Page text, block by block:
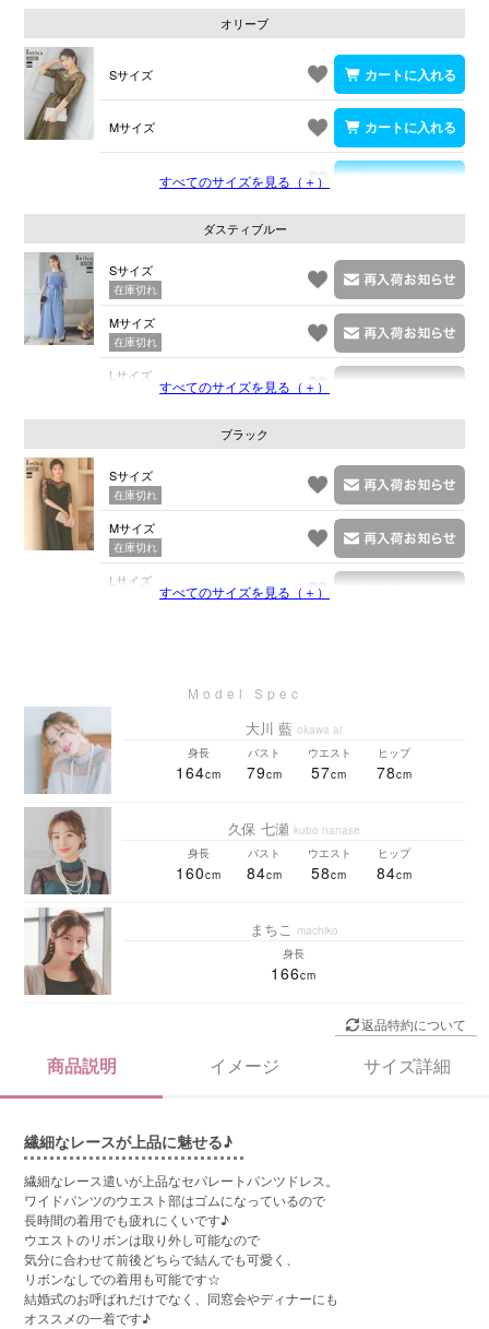
オリーブ
Sサイズ
Mサイズ
すべてのサイズを見る（＋）
ダスティブルー
Sサイズ
在庫切れ
Mサイズ
在庫切れ
Lサイズ
すべてのサイズを見る（＋）
ブラック
Sサイズ
在庫切れ
Mサイズ
在庫切れ
Lサイズ
すべてのサイズを見る（＋）
大川 藍 okawa ai
身長
164
バスト
79
ウエスト
57
ヒップ
78
久保 七瀬 kubo nanase
身長
160
バスト
84
ウエスト
58
ヒップ
84
まちこ machiko
身長
166
返品特約について
商品説明 イメージ サイズ詳細
繊細なレースが上品に魅せる♪
繊細なレース遣いが上品なセパレートパンツドレス。
ワイドパンツのウエスト部はゴムになっているので
長時間の着用でも疲れにくいです♪
ウエストのリボンは取り外し可能なので
気分に合わせて前後どちらで結んでも可愛く、
リボンなしでの着用も可能です☆
結婚式のお呼ばれだけでなく、同窓会やディナーにも
オススメの一着です♪